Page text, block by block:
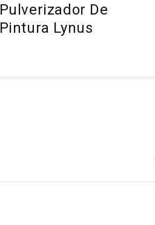
Pulverizador De
Pintura Lynus